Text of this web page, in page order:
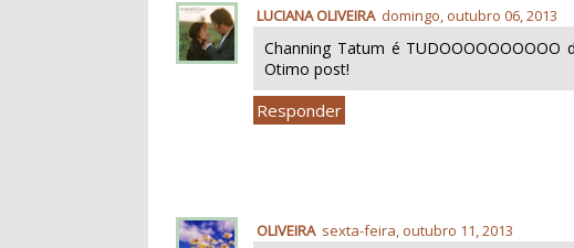
LUCIANA OLIVEIRA domingo, outubro 06, 2013
Channing Tatum é
Otimo post!
Responder
OLIVEIRA sexta-feira, outubro 11, 2013